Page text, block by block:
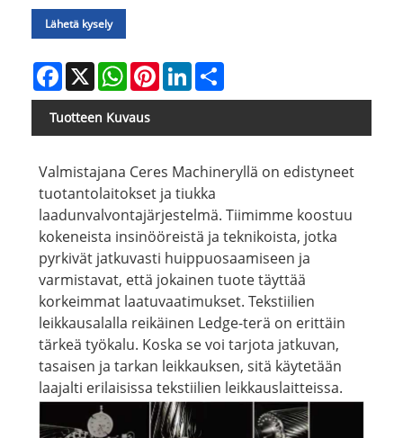
Lähetä kysely
Facebook
X WhatsAppPinterestLinkedIn
Tuotteen Kuvaus
Valmistajana Ceres Machineryllä on edistyneet
tuotantolaitokset ja tiukka
laadunvalvontajärjestelmä. Tiimimme koostuu
kokeneista insinööreistä ja teknikoista, jotka
pyrkivät jatkuvasti huippuosaamiseen ja
varmistavat, että jokainen tuote täyttää
korkeimmat laatuvaatimukset. Tekstiilien
leikkausalalla reikäinen Ledge-terä on erittäin
tärkeä työkalu. Koska se voi tarjota jatkuvan,
tasaisen ja tarkan leikkauksen, sitä käytetään
laajalti erilaisissa tekstiilien leikkauslaitteissa.